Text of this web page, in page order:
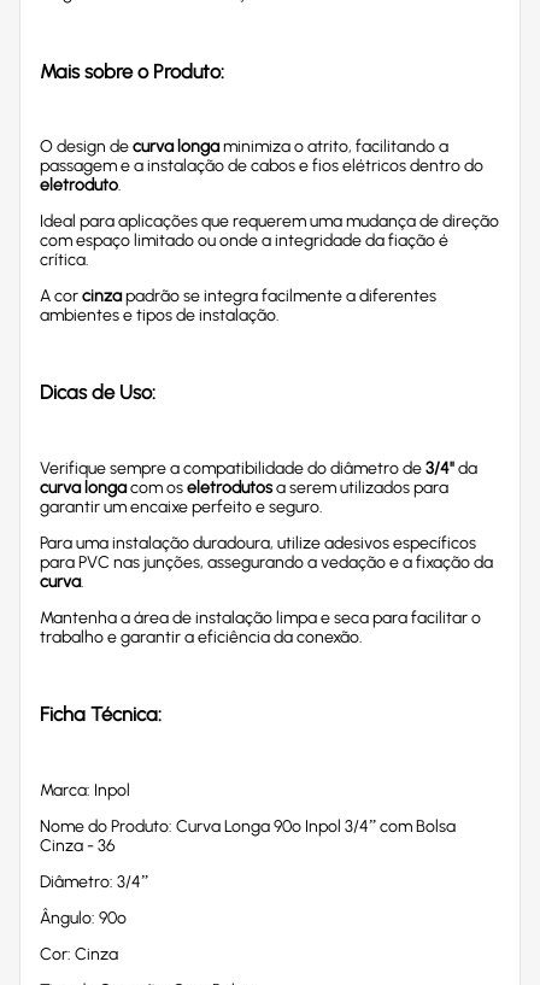
Mais sobre o Produto:
O design decurva longaminimiza o atrito, facilitando a
passagem e a instalação de cabos e fios elétricos dentro do
eletroduto.
Ideal para aplicações que requerem uma mudança de direção
com espaço limitado ou onde a integridade da fiação é
crítica.
A corcinzapadrão se integra facilmente a diferentes
ambientes e tipos de instalação.
Dicas de Uso:
Verifique sempre a compatibilidade do diâmetro de3/4"da
curva longacom oseletrodutosa serem utilizados para
garantir um encaixe perfeito e seguro.
Para uma instalação duradoura, utilize adesivos específicos
para PVC nas junções, assegurando a vedação e a fixação da
curva.
Mantenha a área de instalação limpa e seca para facilitar o
trabalho e garantir a eficiência da conexão.
Ficha Técnica:
Marca: Inpol
Nome do Produto: Curva Longa 90º Inpol 3/4” com Bolsa
Cinza - 36
Diâmetro: 3/4”
Ângulo: 90º
Cor: Cinza